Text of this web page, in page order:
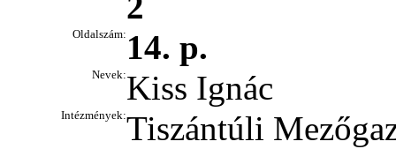
Oldalszám: 14. p.
Nevek:Kiss Ignác
Intézmények:Tiszántúli